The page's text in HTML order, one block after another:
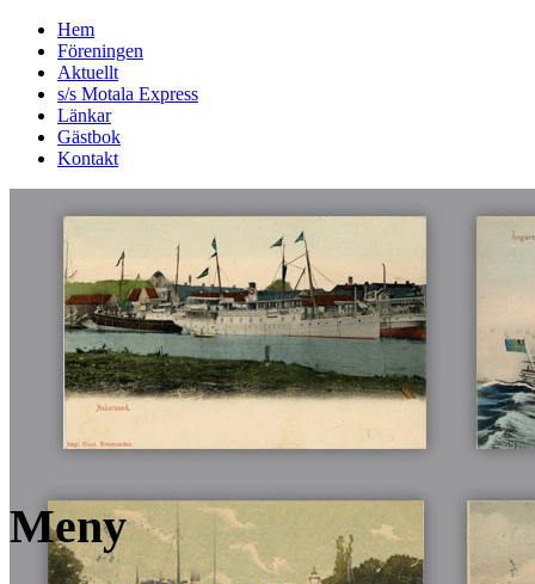
Hem
Föreningen
Aktuellt
s/s Motala Express
Länkar
Gästbok
Kontakt
Meny